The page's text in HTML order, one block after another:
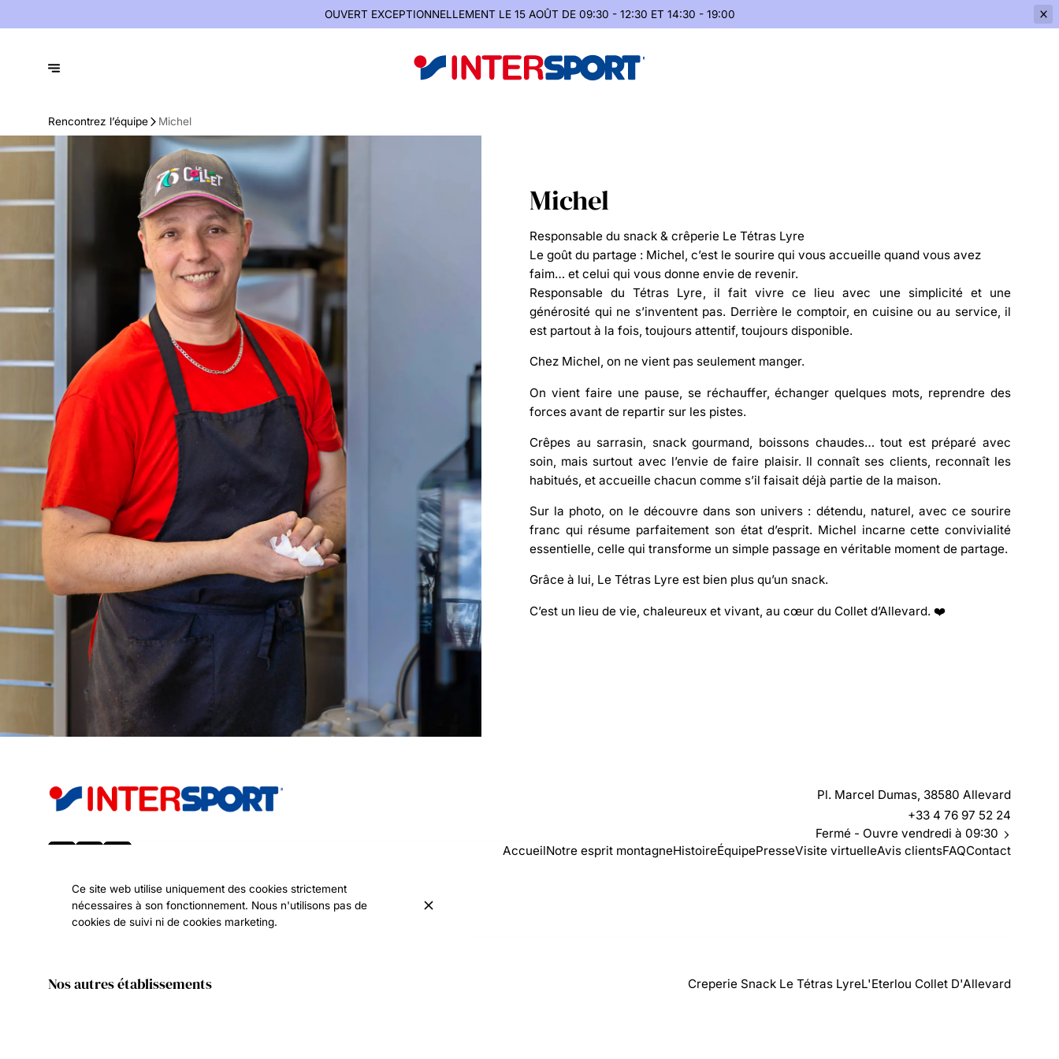
OUVERT EXCEPTIONNELLEMENTLE 15 AOÛT DE 09:30 - 12:30 ET 14:30 - 19:00
Rencontrez l’équipe Michel
Michel
Responsable du snack & crêperie Le Tétras Lyre
Le goût du partage : Michel, c’est le sourire qui vous accueille quand vous avez
faim… et celui qui vous donne envie de revenir.
Responsable duTétras Lyre, il fait vivre ce lieu avec une simplicité et une
générosité qui ne s’inventent pas. Derrière le comptoir, en cuisine ou au service, il
est partout à la fois, toujours attentif, toujours disponible.
Chez Michel, on ne vient pas seulement manger.
On vient faire une pause, se réchauffer, échanger quelques mots, reprendre des
forces avant de repartir sur les pistes.
Crêpes au sarrasin, snack gourmand, boissons chaudes… tout est préparé avec
soin, mais surtout avec l’envie de faire plaisir. Il connaît ses clients, reconnaît les
habitués, et accueille chacun comme s’il faisait déjà partie de la maison.
Sur la photo, on le découvre dans son univers : détendu, naturel, avec ce sourire
franc qui résume parfaitement son état d’esprit. Michel incarne cette convivialité
essentielle, celle qui transforme un simple passage en véritable moment de partage.
Grâce à lui, Le Tétras Lyre est bien plus qu’un snack.
C’est un lieu de vie, chaleureux et vivant, au cœur du Collet d’Allevard. ❤️
Pl. Marcel Dumas, 38580 Allevard
+33 4 76 97 52 24
Fermé- Ouvre vendredi à 09:30
AccueilNotre esprit montagneHistoireÉquipePresseVisite virtuelleAvis clientsFAQContact
S'abonner à notre newsletter
Nos autres établissements Creperie Snack Le Tétras LyreL'Eterlou Collet D'Allevard
Ce site web utilise uniquement des cookies strictement
nécessaires à son fonctionnement. Nous n'utilisons pas de
cookies de suivi ni de cookies marketing.